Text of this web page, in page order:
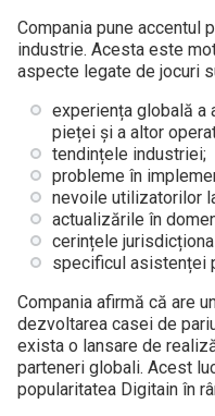
Compania pune accentul
industrie. Acesta este
aspecte legate de jocuri
experiența globală a
pieței și a altor
tendințele industriei;
probleme în
nevoile utilizatorilor
actualizările în
cerințele
specificul asistenței
Compania afirmă că are
dezvoltarea casei de
exista o lansare de
parteneri globali. Acest
popularitatea Digitain în